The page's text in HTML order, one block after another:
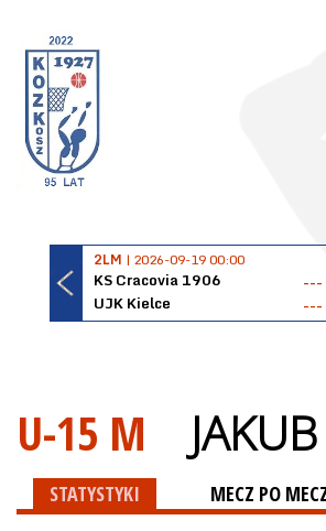
2LM | 2026-09-19 00:00
KS Cracovia 1906
---
UJK Kielce
---
U-15 M
STATYSTYKI MECZ PO